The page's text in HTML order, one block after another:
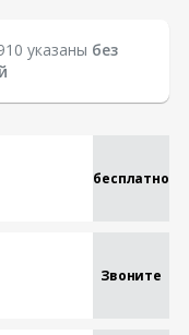
указаны без
бесплатно
Звоните